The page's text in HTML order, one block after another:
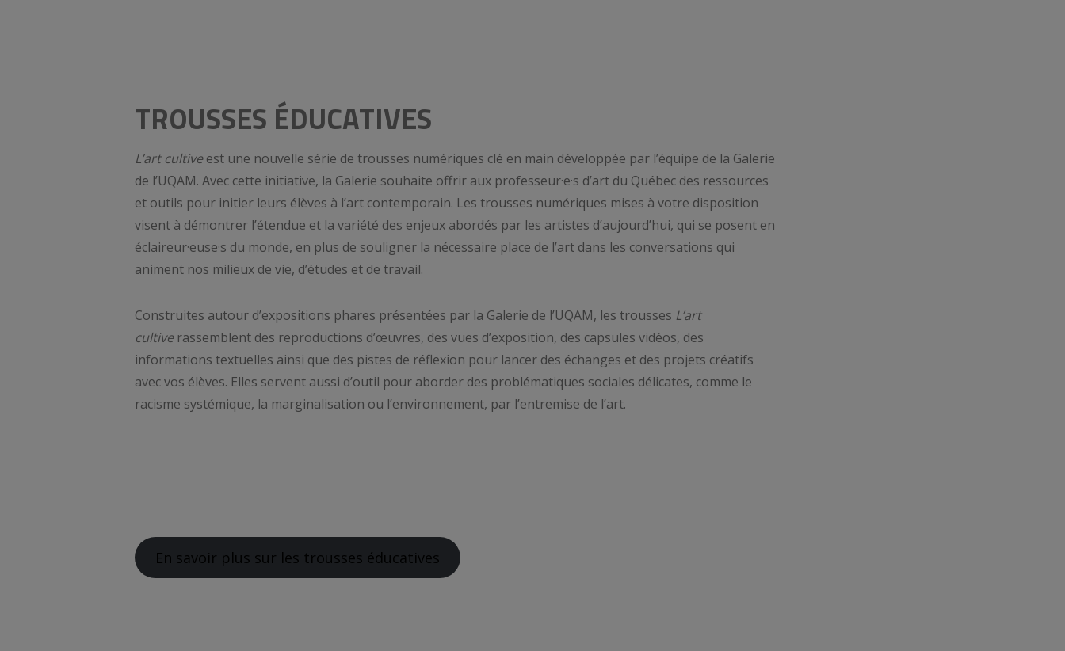
TROUSSES ÉDUCATIVES
L’art cultiveest une nouvelle série de trousses numériques clé en main développée par l’équipe de la Galerie
de l’UQAM. Avec cette initiative, la Galerie souhaite offrir aux professeur·e·s d’art du Québec des ressources
et outils pour initier leurs élèves à l’art contemporain. Les trousses numériques mises à votre disposition
visent à démontrer l’étendue et la variété des enjeux abordés par les artistes d’aujourd’hui, qui se posent en
éclaireur·euse·s du monde, en plus de souligner la nécessaire place de l’art dans les conversations qui
animent nos milieux de vie, d’études et de travail.
Construites autour d’expositions phares présentées par la Galerie de l’UQAM, les trousses L’art
cultiverassemblent des reproductions d’œuvres, des vues d’exposition, des capsules vidéos, des
informations textuelles ainsi que des pistes de réflexion pour lancer des échanges et des projets créatifs
avec vos élèves. Elles servent aussi d’outil pour aborder des problématiques sociales délicates, comme le
racisme systémique, la marginalisation ou l’environnement, par l’entremise de l’art.
En savoir plus sur les trousses éducatives